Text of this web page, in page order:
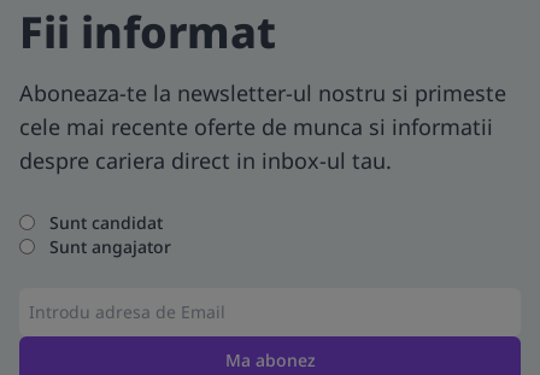
Fii informat
Aboneaza-te la newsletter-ul nostru si primeste
cele mai recente oferte de munca si informatii
despre cariera direct in inbox-ul tau.
Sunt candidat
Sunt angajator
Ma abonez